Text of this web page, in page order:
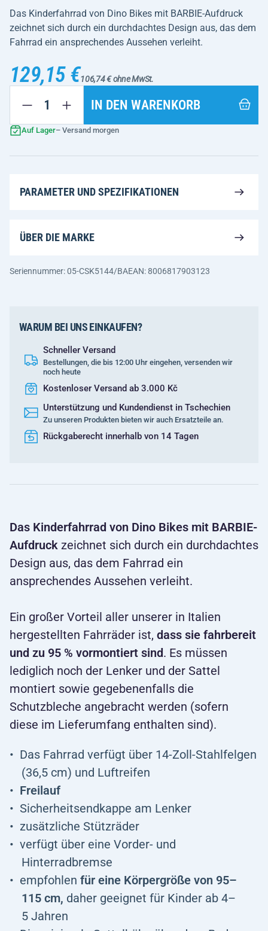
Das Kinderfahrrad von Dino Bikes mit BARBIE-Aufdruck
zeichnet sich durch ein durchdachtes Design aus, das dem
Fahrrad ein ansprechendes Aussehen verleiht.
129,15 €106,74 € ohne MwSt.
IN DEN WARENKORB
Auf Lager– Versand morgen
PARAMETER UND SPEZIFIKATIONEN
ÜBER DIE MARKE
Seriennummer: 05-CSK5144/BAEAN: 8006817903123
WARUM BEI UNS EINKAUFEN?
Schneller Versand
Bestellungen, die bis 12:00 Uhr eingehen, versenden wir
noch heute
Kostenloser Versand ab 3.000 Kč
Unterstützung und Kundendienst in Tschechien
Zu unseren Produkten bieten wir auch Ersatzteile an.
Rückgaberecht innerhalb von 14 Tagen
Das Kinderfahrrad von Dino Bikes mit BARBIE-
Aufdruck zeichnet sich durch ein durchdachtes
Design aus, das dem Fahrrad ein
ansprechendes Aussehen verleiht.
Ein großer Vorteil aller unserer in Italien
hergestellten Fahrräder ist, dass sie fahrbereit
und zu 95 % vormontiert sind. Es müssen
lediglich noch der Lenker und der Sattel
montiert sowie gegebenenfalls die
Schutzbleche angebracht werden (sofern
diese im Lieferumfang enthalten sind).
Das Fahrrad verfügt über 14-Zoll-Stahlfelgen
(36,5 cm) und Luftreifen
Freilauf
Sicherheitsendkappe am Lenker
zusätzliche Stützräder
verfügt über eine Vorder- und
Hinterradbremse
empfohlen für eine Körpergröße von 95–
115 cm, daher geeignet für Kinder ab 4–
5 Jahren